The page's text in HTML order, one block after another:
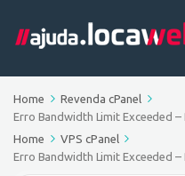
Home
Revenda cPanel
Erro Bandwidth Limit Exceeded –
Home
VPS cPanel
Erro Bandwidth Limit Exceeded –